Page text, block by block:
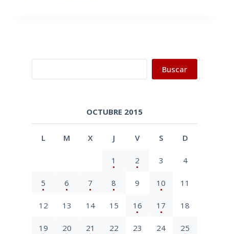
Buscar
OCTUBRE 2015
L M X J V S D
1 2 3 4
5 6 7 8 9 10 11
12 13 14 15 16 17 18
19 20 21 22 23 24 25